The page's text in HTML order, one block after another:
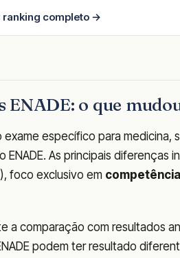
ranking completo →
o que
específico para medicina,
As principais diferenças
foco exclusivo em
a comparação com resultados
podem ter resultado